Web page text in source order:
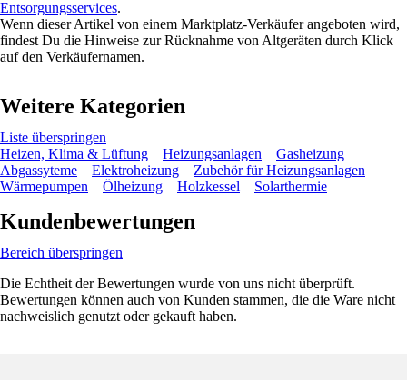
Entsorgungsservices.
Wenn dieser Artikel von einem Marktplatz-Verkäufer angeboten wird,
findest Du die Hinweise zur Rücknahme von Altgeräten durch Klick
auf den Verkäufernamen.
Weitere Kategorien
Liste überspringen
Heizen, Klima & Lüftung
Heizungsanlagen
Gasheizung
Abgassyteme
Elektroheizung
Zubehör für Heizungsanlagen
Wärmepumpen
Ölheizung Holzkessel Solarthermie
Kundenbewertungen
Bereich überspringen
Die Echtheit der Bewertungen wurde von uns nicht überprüft.
Bewertungen können auch von Kunden stammen, die die Ware nicht
nachweislich genutzt oder gekauft haben.